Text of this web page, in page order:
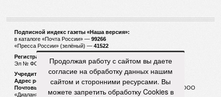
Подписной индекс газеты «Наша версия»:
в каталоге «Почта России» — 99266
«Пресса России» (зелёный) — 41522
Регистрационный номер Роскомнадзора
Эл № ФС77-53847 от 26.04.2013.
Учредитель ООО «Версия»
Адрес редакции:123100, Россия, Москва, улица 1905 года, 7с1
Почтовый адрес редакции:
123022, Россия, Москва, а/я 29. для ООО
«Диалан»
Продолжая работу с сайтом вы даете
согласие на обработку данных нашим
сайтом и сторонними ресурсами. Вы
можете запретить обработку Cookies в